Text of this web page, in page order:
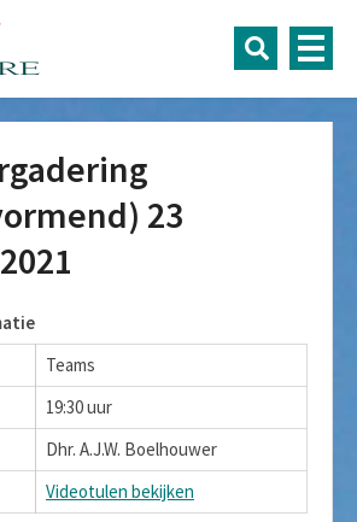
23
Teams
19:30 uur
Dhr. A.J.W. Boelhouwer
Videotulen bekijken